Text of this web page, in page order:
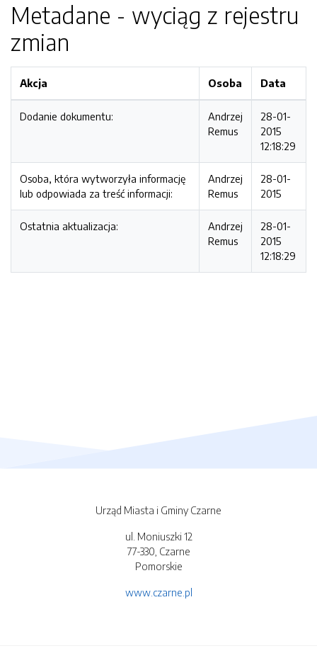
Metadane - wyciąg z rejestru
zmian
Akcja Osoba Data
Dodanie dokumentu:
Andrzej
Remus
28-01-
2015
12:18:29
Osoba, która wytworzyła informację
lub odpowiada za treść informacji:
Andrzej
Remus
28-01-
2015
Ostatnia aktualizacja:
Andrzej
Remus
28-01-
2015
12:18:29
Urząd Miasta i Gminy Czarne
ul. Moniuszki 12
77-330, Czarne
Pomorskie
www.czarne.pl